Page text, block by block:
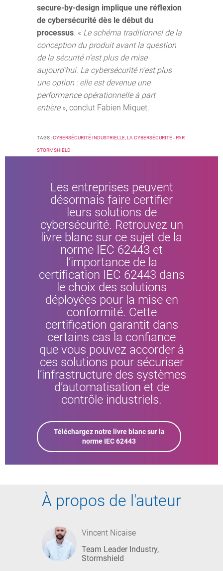
secure-by-design implique une réflexion
de cybersécurité dès le début du
processus . « Le schéma traditionnel de la
conception du produit avant la question
de la sécurité n’est plus de mise
aujourd’hui. La cybersécurité n’est plus
une option : elle est devenue une
performance opérationnelle à part
entière», conclut Fabien Miquet.
TAGS :CYBERSÉCURITÉ INDUSTRIELLE LA CYBERSÉCURITÉ - PAR
STORMSHIELD
Les entreprises peuvent
désormais faire certifier
leurs solutions de
cybersécurité. Retrouvez un
livre blanc sur ce sujet de la
norme IEC 62443 et
l’importance de la
certification IEC 62443 dans
le choix des solutions
déployées pour la mise en
conformité. Cette
certification garantit dans
certains cas la confiance
que vous pouvez accorder à
ces solutions pour sécuriser
l’infrastructure des systèmes
d’automatisation et de
contrôle industriels.
Téléchargez notre livre blanc sur la
norme IEC 62443
À propos de l'auteur
Vincent Nicaise
Team Leader Industry,
Stormshield